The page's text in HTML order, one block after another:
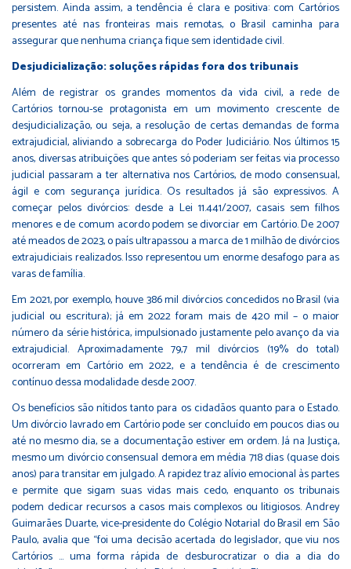
persistem. Ainda assim, a tendência é clara e positiva: com Cartórios
presentes até nas fronteiras mais remotas, o Brasil caminha para
assegurar que nenhuma criança fique sem identidade civil.
Desjudicialização: soluções rápidas fora dos tribunais
Além de registrar os grandes momentos da vida civil, a rede de
Cartórios tornou-se protagonista em um movimento crescente de
desjudicialização, ou seja, a resolução de certas demandas de forma
extrajudicial, aliviando a sobrecarga do Poder Judiciário. Nos últimos 15
anos, diversas atribuições que antes só poderiam ser feitas via processo
judicial passaram a ter alternativa nos Cartórios, de modo consensual,
ágil e com segurança jurídica. Os resultados já são expressivos. A
começar pelos divórcios: desde a Lei 11.441/2007, casais sem filhos
menores e de comum acordo podem se divorciar em Cartório. De 2007
até meados de 2023, o país ultrapassou a marca de 1 milhão de divórcios
extrajudiciais realizados. Isso representou um enorme desafogo para as
varas de família.
Em 2021, por exemplo, houve 386 mil divórcios concedidos no Brasil (via
judicial ou escritura); já em 2022 foram mais de 420 mil – o maior
número da série histórica, impulsionado justamente pelo avanço da via
extrajudicial. Aproximadamente 79,7 mil divórcios (19% do total)
ocorreram em Cartório em 2022, e a tendência é de crescimento
contínuo dessa modalidade desde 2007.
Os benefícios são nítidos tanto para os cidadãos quanto para o Estado.
Um divórcio lavrado em Cartório pode ser concluído em poucos dias ou
até no mesmo dia, se a documentação estiver em ordem. Já na Justiça,
mesmo um divórcio consensual demora em média 718 dias (quase dois
anos) para transitar em julgado. A rapidez traz alívio emocional às partes
e permite que sigam suas vidas mais cedo, enquanto os tribunais
podem dedicar recursos a casos mais complexos ou litigiosos. Andrey
Guimarães Duarte, vice-presidente do Colégio Notarial do Brasil em São
Paulo, avalia que “foi uma decisão acertada do legislador, que viu nos
Cartórios … uma forma rápida de desburocratizar o dia a dia do